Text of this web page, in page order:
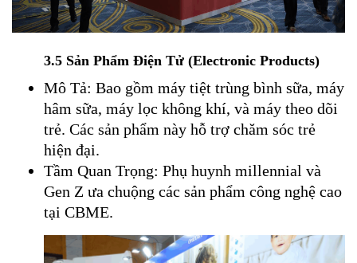
3.5 Sản Phẩm Điện Tử (Electronic Products)
Mô Tả: Bao gồm máy tiệt trùng bình sữa, máy
hâm sữa, máy lọc không khí, và máy theo dõi
trẻ. Các sản phẩm này hỗ trợ chăm sóc trẻ
hiện đại.
Tầm Quan Trọng: Phụ huynh millennial và
Gen Z ưa chuộng các sản phẩm công nghệ cao
tại CBME.